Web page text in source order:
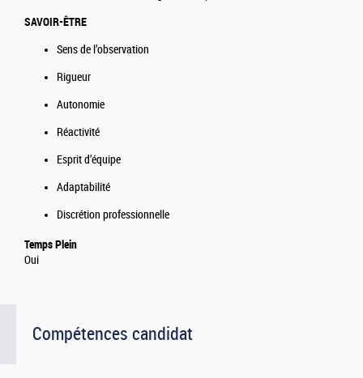
SAVOIR-ÊTRE
Sens de l’observation
Rigueur
Autonomie
Réactivité
Esprit d’équipe
Adaptabilité
Discrétion professionnelle
Temps Plein
Oui
Compétences candidat